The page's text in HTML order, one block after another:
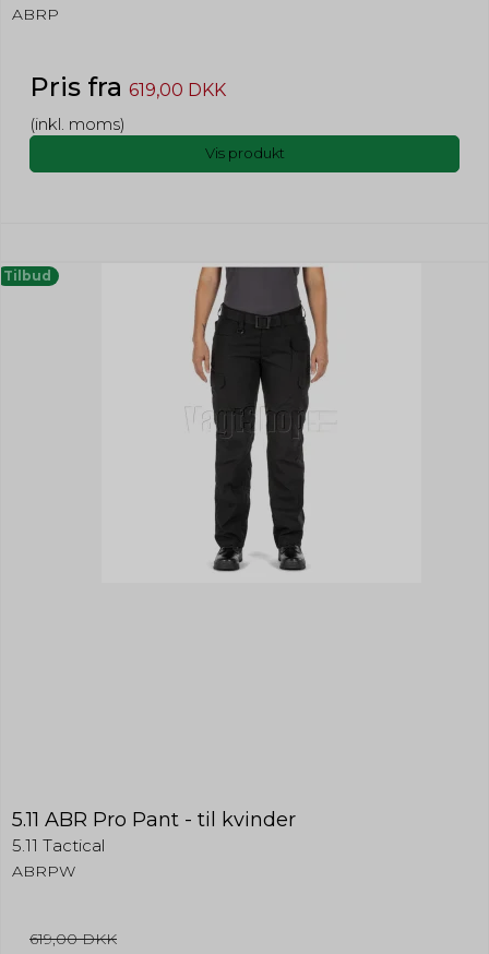
ABRP
Pris fra 619,00 DKK
(inkl. moms)
Vis produkt
Tilbud
5.11 ABR Pro Pant - til kvinder
5.11 Tactical
ABRPW
619,00 DKK